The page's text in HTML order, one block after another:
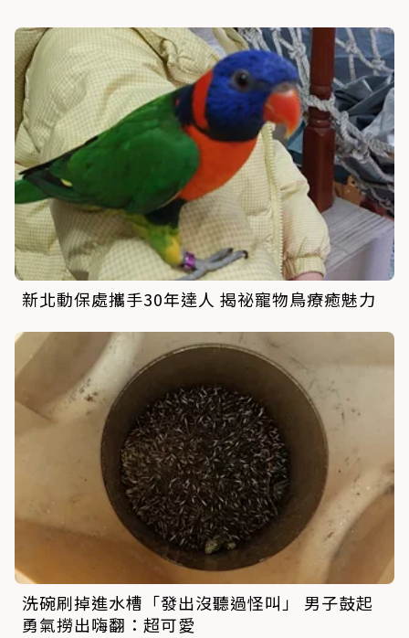
新北動保處攜手30年達人 揭祕寵物鳥療癒魅力
洗碗刷掉進水槽「發出沒聽過怪叫」 男子鼓起
勇氣撈出嗨翻：超可愛